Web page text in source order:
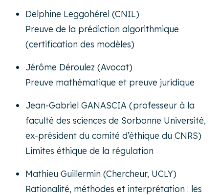
Delphine Leggohérel (CNIL)
Preuve de la prédiction algorithmique
(certification des modèles)
Jérôme Déroulez (Avocat)
Preuve mathématique et preuve juridique
Jean-Gabriel GANASCIA (professeur à la
faculté des sciences de Sorbonne Université,
ex-président du comité d’éthique du CNRS)
Limites éthique de la régulation
Mathieu Guillermin (Chercheur, UCLY)
Rationalité, méthodes et interprétation : les